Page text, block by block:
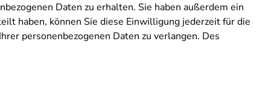
Daten zu erhalten. Sie haben außerdem ein
haben, können Sie diese Einwilligung jederzeit für die
personenbezogenen Daten zu verlangen. Des